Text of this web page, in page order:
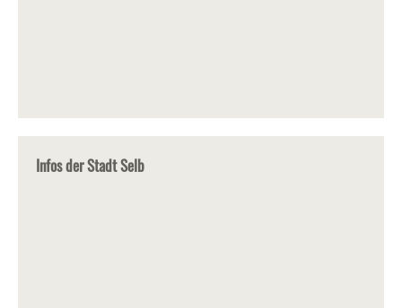
Infos der Stadt Selb